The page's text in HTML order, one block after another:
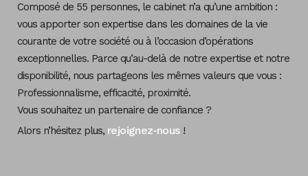
Composé de 55 personnes, le cabinet n’a qu’une ambition :
vous apporter son expertise dans les domaines de la vie
courante de votre société ou à l’occasion d’opérations
exceptionnelles. Parce qu’au-delà de notre expertise et notre
disponibilité, nous partageons les mêmes valeurs que vous :
Professionnalisme, efficacité, proximité.
Vous souhaitez un partenaire de confiance ?
Alors n’hésitez plus, rejoignez-nous!